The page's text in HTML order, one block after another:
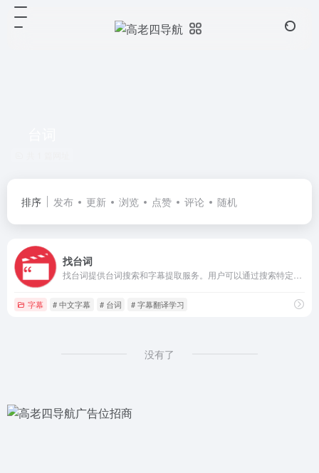
排序 发布 更新 浏览 点赞 评论 随机
找台词
字幕 # 中文字幕 # 台词 # 字幕翻译学习
没有了